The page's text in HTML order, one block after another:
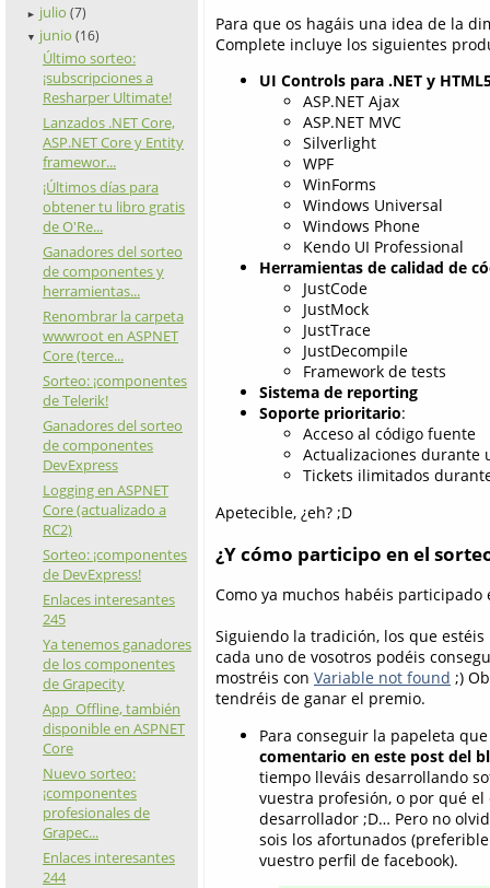
► julio (7)
▼ junio (16)
Último sorteo:
¡subscripciones a
Resharper Ultimate!
Lanzados .NET Core,
ASP.NET Core y Entity
framewor...
¡Últimos días para
obtener tu libro gratis
de O'Re...
Ganadores del sorteo
de componentes y
herramientas...
Renombrar la carpeta
wwwroot en ASPNET
Core (terce...
Sorteo: ¡componentes
de Telerik!
Ganadores del sorteo
de componentes
DevExpress
Logging en ASPNET
Core (actualizado a
RC2)
Sorteo: ¡componentes
de DevExpress!
Enlaces interesantes
245
Ya tenemos ganadores
de los componentes
de Grapecity
App_Offline, también
disponible en ASPNET
Core
Nuevo sorteo:
¡componentes
profesionales de
Grapec...
Enlaces interesantes
244
Para que os hagáis una idea de la
Complete incluye los siguientes
UI Controls para .NET y
ASP.NET Ajax
ASP.NET MVC
Silverlight
WPF
WinForms
Windows Universal
Windows Phone
Kendo UI Professional
Herramientas de calidad de
JustCode
JustMock
JustTrace
JustDecompile
Framework de tests
Sistema de reporting
Soporte prioritario:
Acceso al código fuente
Actualizaciones durante
Tickets ilimitados
Apetecible, ¿eh? ;D
¿Y cómo participo en el
Como ya muchos habéis
Siguiendo la tradición, los que
cada uno de vosotros podéis
mostréis con Variable not found ;)
tendréis de ganar el premio.
Para conseguir la papeleta
comentario en este post del
tiempo lleváis desarrollando
vuestra profesión, o por qué
desarrollador ;D… Pero no
sois los afortunados
vuestro perfil de facebook).